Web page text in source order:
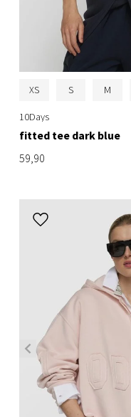
XS S M
10Days
fitted tee dark blue
59,90